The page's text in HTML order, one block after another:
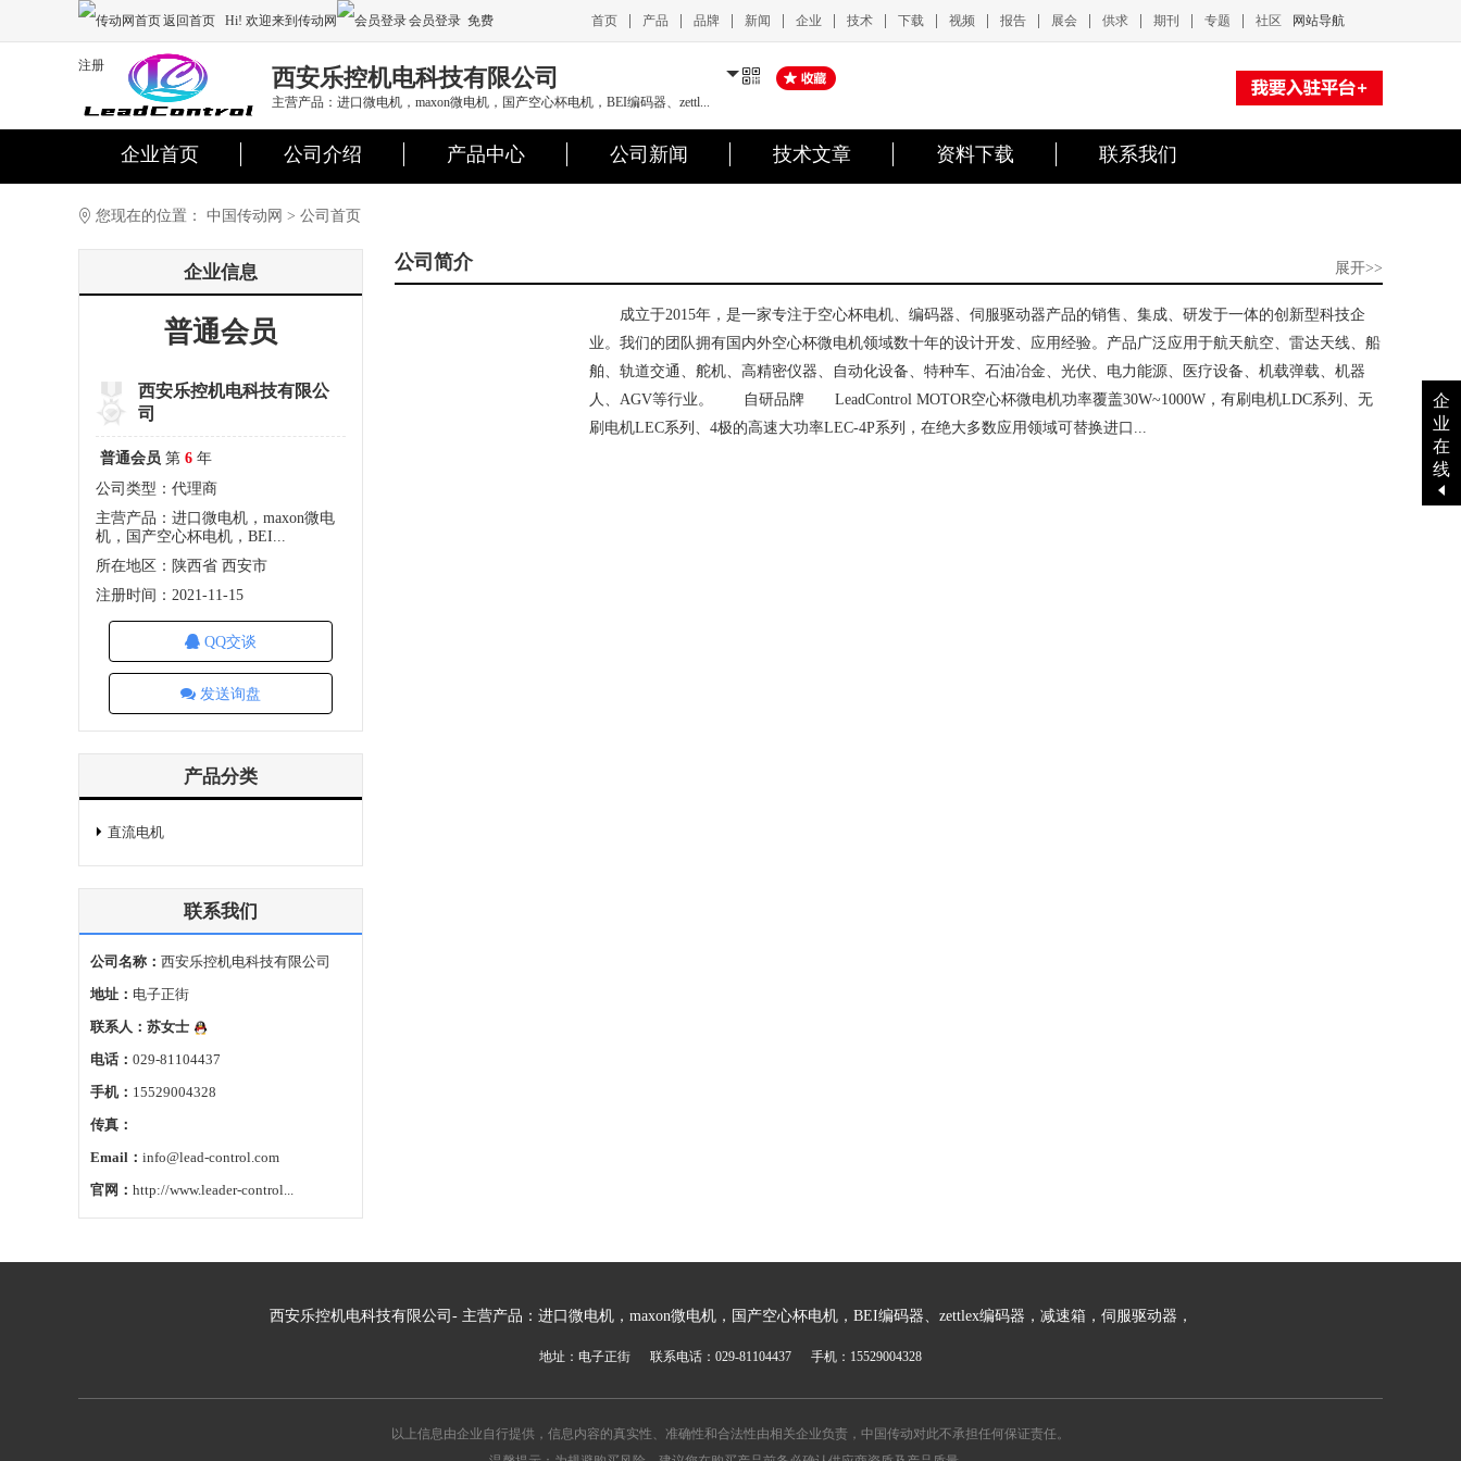
返回首页 Hi! 欢迎来到传动网 会员登录 免费
注册
首页 产品 品牌 新闻 企业 技术 下载 视频 报告 展会 供求 期刊 专题 社区 网站导航
西安乐控机电科技有限公司
主营产品：进口微电机，maxon微电机，国产空心杯电机，BEI编码器、zettl...
企业首页 公司介绍 产品中心 公司新闻 技术文章 资料下载 联系我们
您现在的位置： 中国传动网 > 公司首页
企业信息
普通会员
西安乐控机电科技有限公
司
普通会员 第 6 年
公司类型：代理商
主营产品：进口微电机，maxon微电
机，国产空心杯电机，BEI...
所在地区：陕西省 西安市
注册时间：2021-11-15
QQ交谈
发送询盘
产品分类
直流电机
联系我们
公司名称： 西安乐控机电科技有限公司
地址： 电子正街
联系人： 苏女士
电话： 029-81104437
手机： 15529004328
传真：
Email： info@lead-control.com
官网： http://www.leader-control...
公司简介 展开>>
成立于2015年，是一家专注于空心杯电机、编码器、伺服驱动器产品的销售、集成、研发于一体的创新型科技企
业。我们的团队拥有国内外空心杯微电机领域数十年的设计开发、应用经验。产品广泛应用于航天航空、雷达天线、船
舶、轨道交通、舵机、高精密仪器、自动化设备、特种车、石油冶金、光伏、电力能源、医疗设备、机载弹载、机器
人、AGV等行业。 自研品牌 LeadControl MOTOR空心杯微电机功率覆盖30W~1000W，有刷电机LDC系列、无
刷电机LEC系列、4极的高速大功率LEC-4P系列，在绝大多数应用领域可替换进口...
企
业
在
线
西安乐控机电科技有限公司- 主营产品：进口微电机，maxon微电机，国产空心杯电机，BEI编码器、zettlex编码器，减速箱，伺服驱动器，
地址：电子正街 联系电话：029-81104437 手机：15529004328
以上信息由企业自行提供，信息内容的真实性、准确性和合法性由相关企业负责，中国传动对此不承担任何保证责任。